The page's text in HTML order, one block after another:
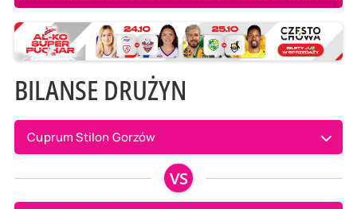
BILANSE DRUŻYN
Cuprum Stilon Gorzów
VS